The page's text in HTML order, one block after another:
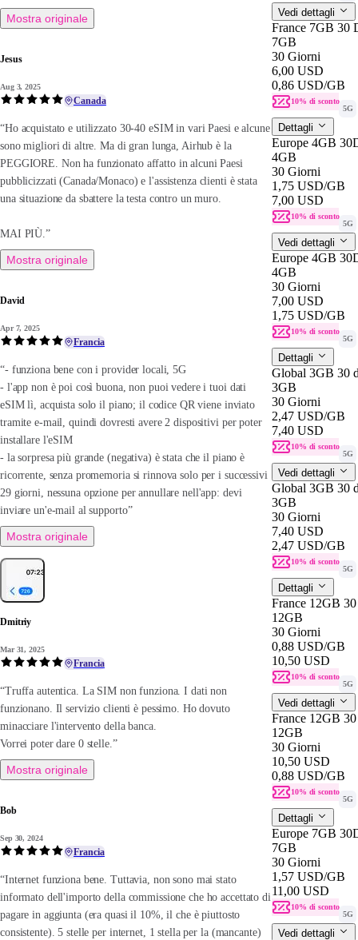
Vedi dettagli
France 7GB 30
7GB
30 Giorni
6,00 USD
0,86 USD/GB
10% di sconto
5G
Dettagli
Europe 4GB
4GB
30 Giorni
1,75 USD/GB
7,00 USD
10% di sconto
5G
Vedi dettagli
Europe 4GB
4GB
30 Giorni
7,00 USD
1,75 USD/GB
10% di sconto
5G
Dettagli
Global 3GB 30
3GB
30 Giorni
2,47 USD/GB
7,40 USD
10% di sconto
5G
Vedi dettagli
Global 3GB 30
3GB
30 Giorni
7,40 USD
2,47 USD/GB
10% di sconto
5G
Dettagli
France 12GB
12GB
30 Giorni
0,88 USD/GB
10,50 USD
10% di sconto
5G
Vedi dettagli
France 12GB
12GB
30 Giorni
10,50 USD
0,88 USD/GB
10% di sconto
5G
Dettagli
Europe 7GB
7GB
30 Giorni
1,57 USD/GB
11,00 USD
10% di sconto
5G
Vedi dettagli
Mostra originale
Jesus
Aug 3, 2025
Canada
“Ho acquistato e utilizzato 30-40 eSIM in vari Paesi e alcune
sono migliori di altre. Ma di gran lunga, Airhub è la
PEGGIORE. Non ha funzionato affatto in alcuni Paesi
pubblicizzati (Canada/Monaco) e l'assistenza clienti è stata
una situazione da sbattere la testa contro un muro.
MAI PIÙ.”
Mostra originale
David
Apr 7, 2025
Francia
“- funziona bene con i provider locali, 5G
- l'app non è poi così buona, non puoi vedere i tuoi dati
eSIM lì, acquista solo il piano; il codice QR viene inviato
tramite e-mail, quindi dovresti avere 2 dispositivi per poter
installare l'eSIM
- la sorpresa più grande (negativa) è stata che il piano è
ricorrente, senza promemoria si rinnova solo per i successivi
29 giorni, nessuna opzione per annullare nell'app: devi
inviare un'e-mail al supporto”
Mostra originale
Dmitriy
Mar 31, 2025
Francia
“Truffa autentica. La SIM non funziona. I dati non
funzionano. Il servizio clienti è pessimo. Ho dovuto
minacciare l'intervento della banca.
Vorrei poter dare 0 stelle.”
Mostra originale
Bob
Sep 30, 2024
Francia
“Internet funziona bene. Tuttavia, non sono mai stato
informato dell'importo della commissione che ho accettato di
pagare in aggiunta (era quasi il 10%, il che è piuttosto
consistente). 5 stelle per internet, 1 stella per la (mancante)